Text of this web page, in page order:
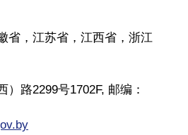
省，江苏省，江西省，浙江
路2299号1702F, 邮编：